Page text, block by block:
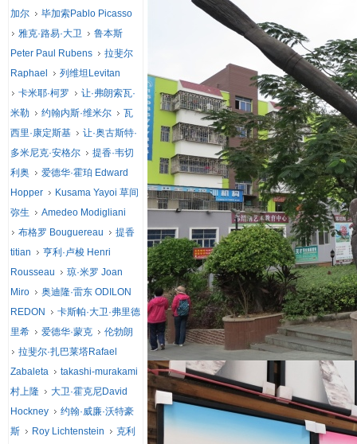
加尔
毕加索Pablo Picasso
雅克·路易·大卫
鲁本斯
Peter Paul Rubens
拉斐尔
Raphael
列维坦Levitan
卡米耶·柯罗
让·弗朗索瓦·
米勒
约翰内斯·维米尔
瓦
西里·康定斯基
让·奥古斯特·
多米尼克·安格尔
提香·韦切
利奥
爱德华·霍珀 Edward
Hopper
Kusama Yayoi 草间
弥生
Amedeo Modigliani
布格罗 Bouguereau
提香
titian
亨利·卢梭 Henri
Rousseau
琼·米罗 Joan
Miro
奥迪隆·雷东 ODILON
REDON
卡斯帕·大卫·弗里德
里希
爱德华·蒙克
伦勃朗
拉斐尔·扎巴莱塔Rafael
Zabaleta
takashi-murakami
村上隆
大卫·霍克尼David
Hockney
约翰·威廉·沃特豪
斯
Roy Lichtenstein
克利